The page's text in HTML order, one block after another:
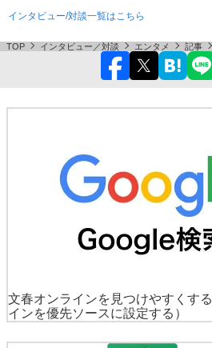
インタビュー/対談一覧はこちら
TOP インタビュー／対談 エンタメ 記事
文春オンラインを見つけやすくする
インを優先ソースに設定する）